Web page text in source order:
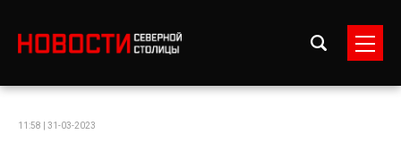
11:58 | 31-03-2023